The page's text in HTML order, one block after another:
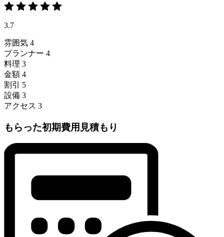
3.7
雰囲気 4
プランナー 4
料理 3
金額 4
割引
5
設備 3
アクセス 3
もらった初期費用見積もり